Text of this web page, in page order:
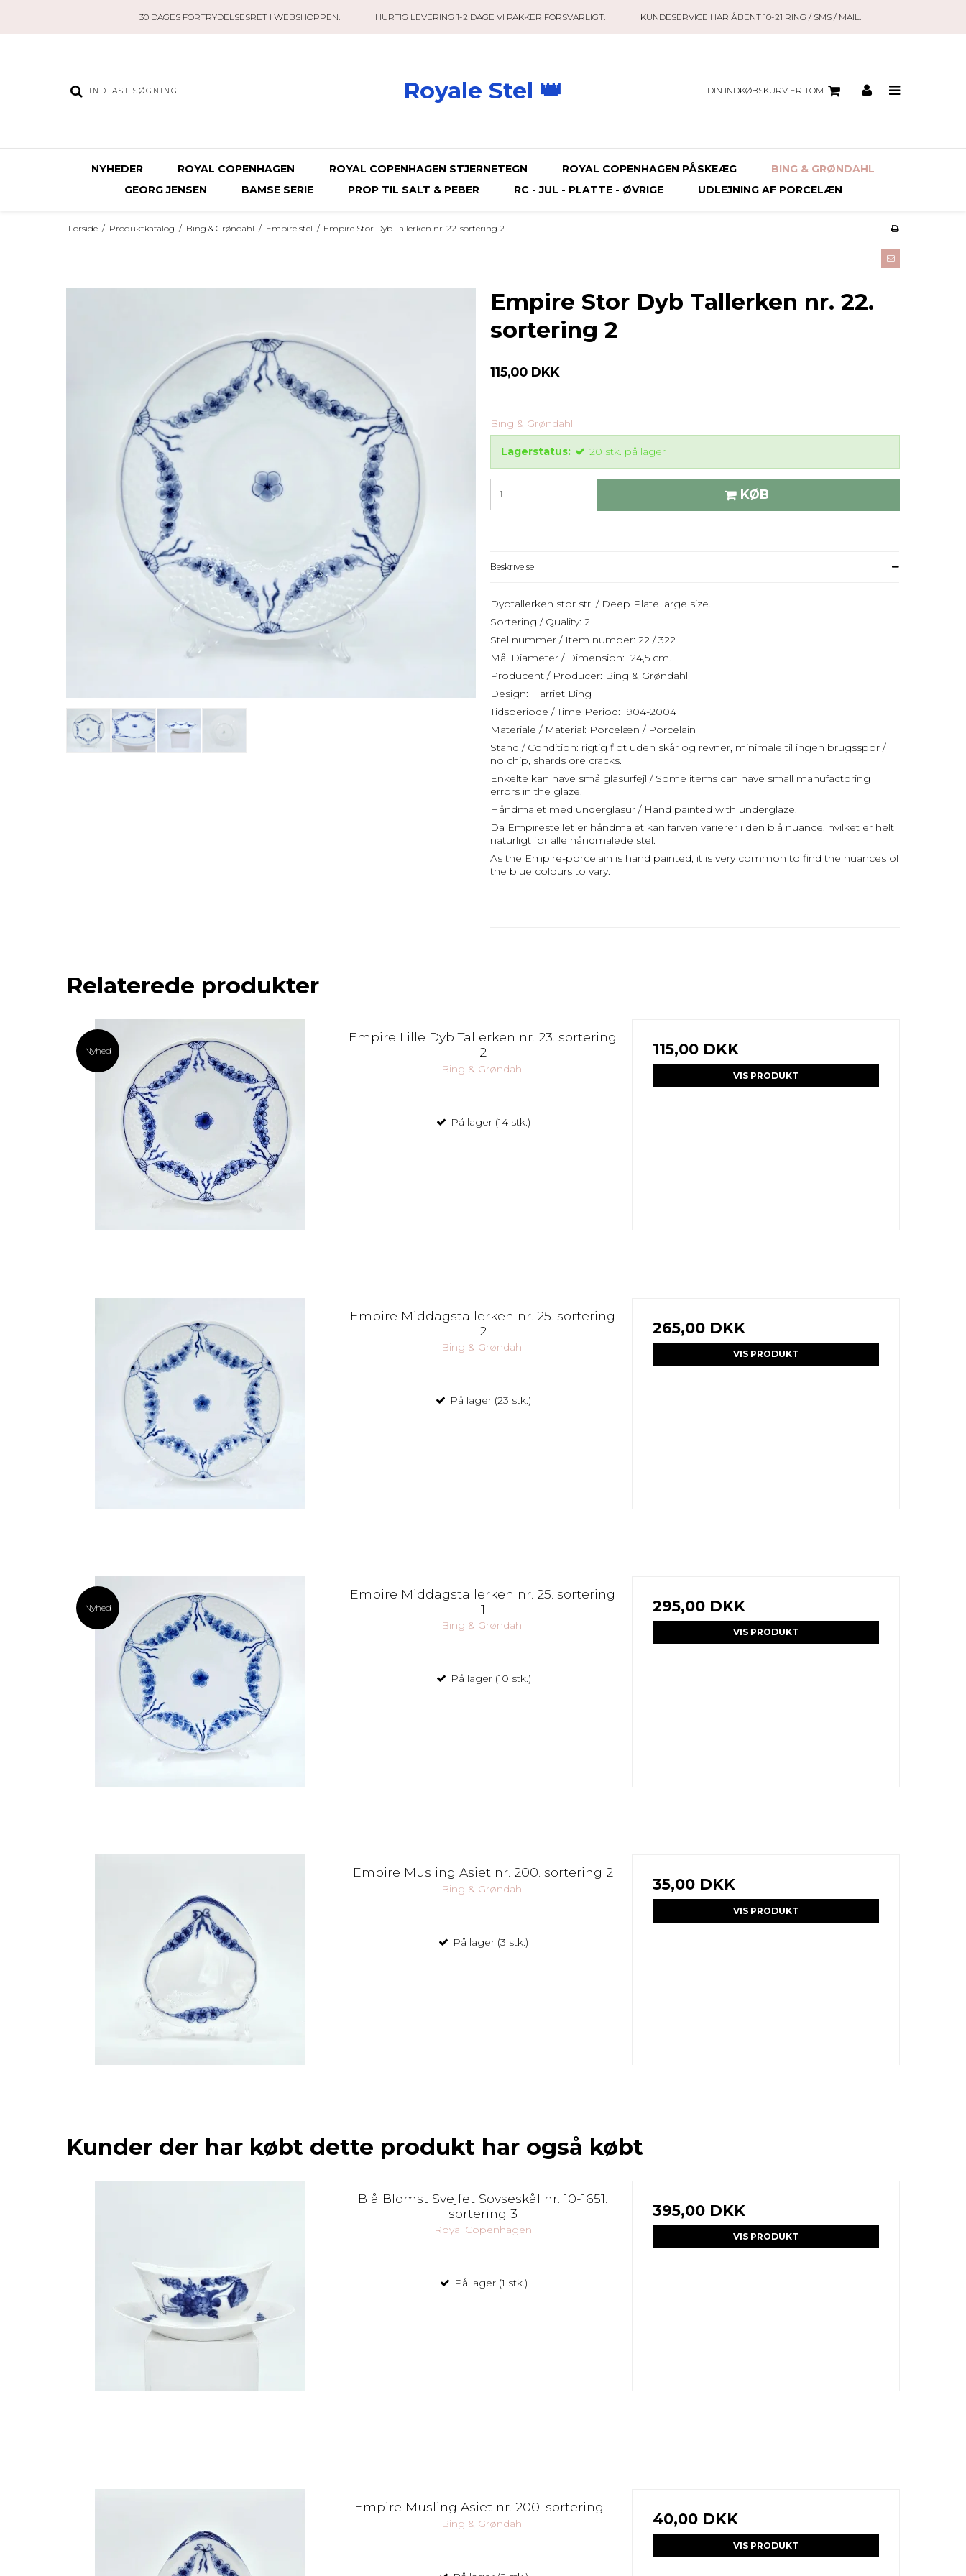
30 DAGES FORTRYDELSESRET I WEBSHOPPEN. HURTIG LEVERING 1-2 DAGE VI PAKKER FORSVARLIGT. KUNDESERVICE HAR ÅBENT 10-21 RING / SMS / MAIL.
Royale Stel 👑 DIN INDKØBSKURV ER TOM
NYHEDER ROYAL COPENHAGEN ROYAL COPENHAGEN STJERNETEGN ROYAL COPENHAGEN PÅSKEÆG
BING & GRØNDAHL
GEORG JENSEN
BAMSE SERIE PROP TIL SALT & PEBER RC - JUL - PLATTE - ØVRIGE UDLEJNING AF PORCELÆN
Forside / Produktkatalog / Bing & Grøndahl / Empire stel / Empire Stor Dyb Tallerken nr. 22. sortering 2
Empire Stor Dyb Tallerken nr. 22.
sortering 2
115,00 DKK
Bing & Grøndahl
Lagerstatus: 20 stk. på lager
KØB
Beskrivelse
Dybtallerken stor str. / Deep Plate large size.
Sortering / Quality: 2
Stel nummer / Item number: 22 / 322
Mål Diameter / Dimension: 24,5 cm.
Producent / Producer: Bing & Grøndahl
Design: Harriet Bing
Tidsperiode / Time Period: 1904-2004
Materiale / Material: Porcelæn / Porcelain
Stand / Condition: rigtig flot uden skår og revner, minimale til ingen brugsspor /
no chip, shards ore cracks.
Enkelte kan have små glasurfejl / Some items can have small manufactoring
errors in the glaze.
Håndmalet med underglasur / Hand painted with underglaze.
Da Empirestellet er håndmalet kan farven varierer i den blå nuance, hvilket er helt
naturligt for alle håndmalede stel.
As the Empire-porcelain is hand painted, it is very common to find the nuances of
the blue colours to vary.
Relaterede produkter
Nyhed
Empire Lille Dyb Tallerken nr. 23. sortering
2
Bing & Grøndahl
På lager (14 stk.)
115,00 DKK
VIS PRODUKT
Empire Middagstallerken nr. 25. sortering
2
Bing & Grøndahl
På lager (23 stk.)
265,00 DKK
VIS PRODUKT
Nyhed
Empire Middagstallerken nr. 25. sortering
1
Bing & Grøndahl
På lager (10 stk.)
295,00 DKK
VIS PRODUKT
Empire Musling Asiet nr. 200. sortering 2
Bing & Grøndahl
På lager (3 stk.)
35,00 DKK
VIS PRODUKT
Kunder der har købt dette produkt har også købt
Blå Blomst Svejfet Sovseskål nr. 10-1651.
sortering 3
Royal Copenhagen
På lager (1 stk.)
395,00 DKK
VIS PRODUKT
Empire Musling Asiet nr. 200. sortering 1
Bing & Grøndahl 40,00 DKK
VIS PRODUKT